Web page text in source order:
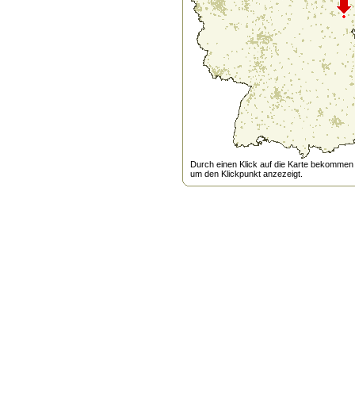
Durch einen Klick auf die Karte
um den Klickpunkt anzezeigt.